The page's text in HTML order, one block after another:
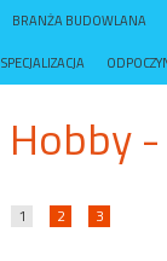
BRANŻA BUDOWLANA
SPECJALIZACJA
Hobby
1 2 3